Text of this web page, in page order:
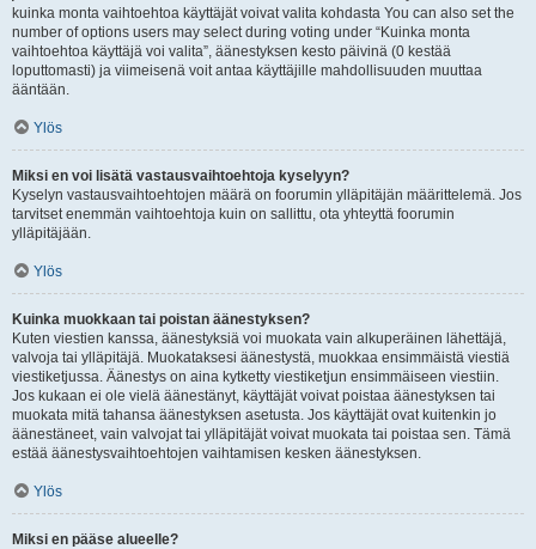
kuinka monta vaihtoehtoa käyttäjät voivat valita kohdasta You can also set the
number of options users may select during voting under “Kuinka monta
vaihtoehtoa käyttäjä voi valita”, äänestyksen kesto päivinä (0 kestää
loputtomasti) ja viimeisenä voit antaa käyttäjille mahdollisuuden muuttaa
ääntään.
Ylös
Miksi en voi lisätä vastausvaihtoehtoja kyselyyn?
Kyselyn vastausvaihtoehtojen määrä on foorumin ylläpitäjän määrittelemä. Jos
tarvitset enemmän vaihtoehtoja kuin on sallittu, ota yhteyttä foorumin
ylläpitäjään.
Ylös
Kuinka muokkaan tai poistan äänestyksen?
Kuten viestien kanssa, äänestyksiä voi muokata vain alkuperäinen lähettäjä,
valvoja tai ylläpitäjä. Muokataksesi äänestystä, muokkaa ensimmäistä viestiä
viestiketjussa. Äänestys on aina kytketty viestiketjun ensimmäiseen viestiin.
Jos kukaan ei ole vielä äänestänyt, käyttäjät voivat poistaa äänestyksen tai
muokata mitä tahansa äänestyksen asetusta. Jos käyttäjät ovat kuitenkin jo
äänestäneet, vain valvojat tai ylläpitäjät voivat muokata tai poistaa sen. Tämä
estää äänestysvaihtoehtojen vaihtamisen kesken äänestyksen.
Ylös
Miksi en pääse alueelle?